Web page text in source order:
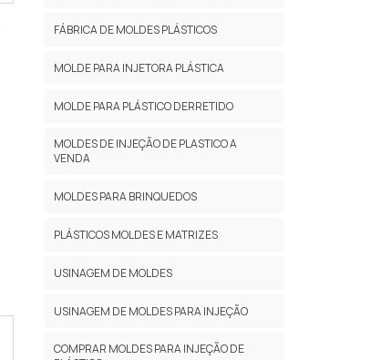
FÁBRICA DE MOLDES PLÁSTICOS
MOLDE PARA INJETORA PLÁSTICA
MOLDE PARA PLÁSTICO DERRETIDO
MOLDES DE INJEÇÃO DE PLASTICO A
VENDA
MOLDES PARA BRINQUEDOS
PLÁSTICOS MOLDES E MATRIZES
USINAGEM DE MOLDES
USINAGEM DE MOLDES PARA INJEÇÃO
COMPRAR MOLDES PARA INJEÇÃO DE